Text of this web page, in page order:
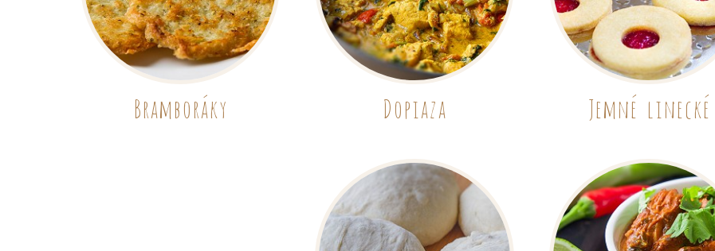
Bramboráky Dopiaza Jemné linecké